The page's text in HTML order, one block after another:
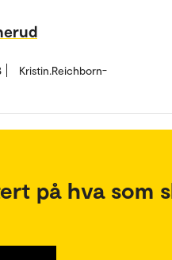
Kristin.Reichborn-
på hva som